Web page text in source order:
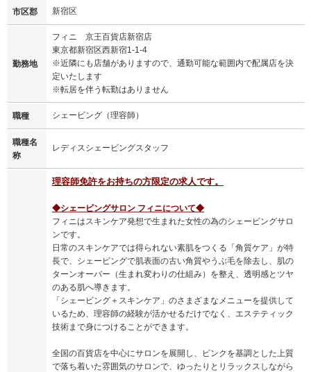
市区郡 新宿区
勤務地
フィニ 京王百貨店新宿店
東京都新宿区西新宿1-1-4
※近隣にも店舗がありますので、通勤可能な範囲内で配属店を決
定いたします
※転居を伴う転勤はありません
職種 シェービング（理容師）
職種名
称
レディスシェービングスタッフ
理容師免許をお持ちの方限定の求人です。
◆シェービングサロン フィニについて◆
フィニはスキンケア発想で生まれた女性の為のシェービングサロ
ンです。
日常のスキンケアでは得られない素肌をつくる「角質ケア」が特
長で、シェービングで肌表面の古い角質やうぶ毛を除去し、肌の
ターンオーバー（生まれ変わりの仕組み）を整え、透明感とツヤ
のある肌へ導きます。
「シェービング＋スキンケア」のさまざまなメニューを提供して
いるため、理容師の経験が活かせるだけでなく、エステティック
技術まで身につけることができます。
全国の百貨店を中心にサロンを展開し、ピンクを基調とした上質
で落ち着いた雰囲気のサロンで、ゆったりとリラックスしながら